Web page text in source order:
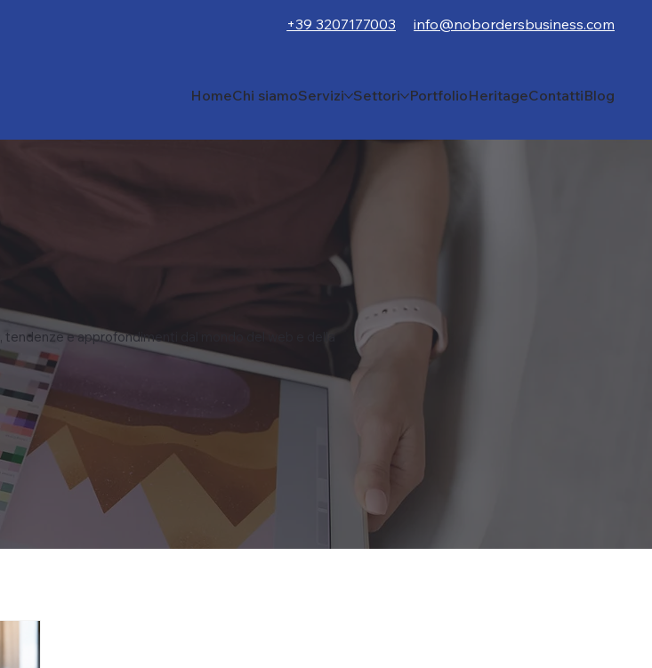
+39 3207177003 info@nobordersbusiness.com
HomeChi siamoServizi Settori PortfolioHeritageContattiBlog
e approfondimenti dal mondo del web e della